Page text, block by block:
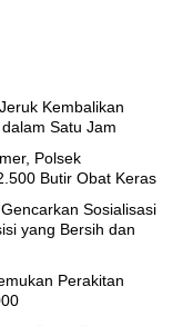
Kembalikan
Satu Jam
Polsek
Butir Obat Keras
Sosialisasi
yang Bersih dan
Perakitan